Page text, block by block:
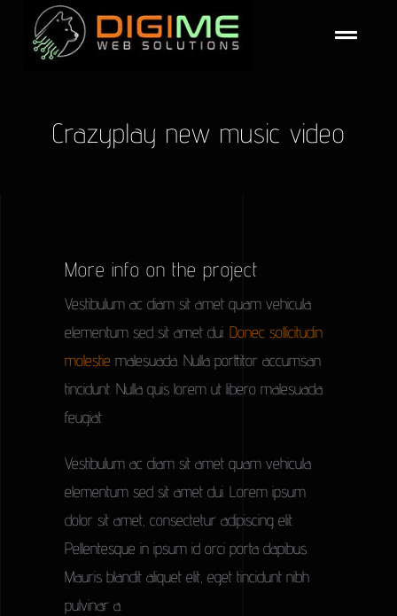
Toggle
Digi-ME
Crazyplay new music video
More info on the project
Vestibulum ac diam sit amet quam vehicula
elementum sed sit amet dui.Donec sollicitudin
molestie malesuada. Nulla porttitor accumsan
tincidunt. Nulla quis lorem ut libero malesuada
feugiat.
Vestibulum ac diam sit amet quam vehicula
elementum sed sit amet dui. Lorem ipsum
dolor sit amet, consectetur adipiscing elit.
Pellentesque in ipsum id orci porta dapibus.
Mauris blandit aliquet elit, eget tincidunt nibh
pulvinar a.